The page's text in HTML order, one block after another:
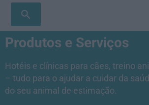
search
Produtos e Serviços
Hotéis e clínicas para cães, treino
– tudo para o ajudar a cuidar da
do seu animal de estimação.